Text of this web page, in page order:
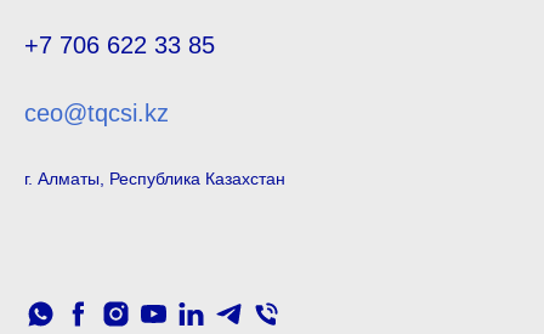
+7 706 622 33 85
ceo@tqcsi.kz
г. Алматы, Республика Казахстан